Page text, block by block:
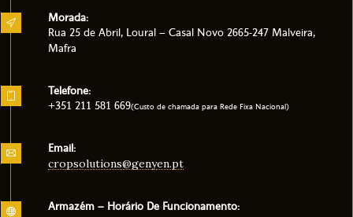
Morada:
Rua 25 de Abril, Loural – Casal Novo 2665-247 Malveira,
Mafra
Telefone:
+351 211 581 669(Custo de chamada para Rede Fixa Nacional)
Email:
cropsolutions@genyen.pt
Armazém – Horário De Funcionamento: